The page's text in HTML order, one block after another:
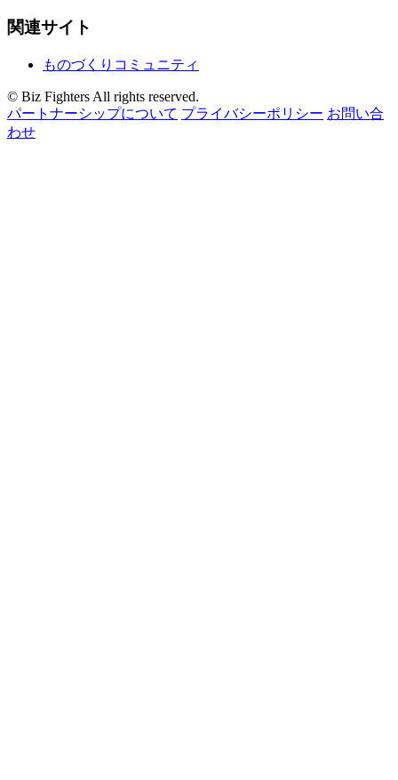
関連サイト
ものづくりコミュニティ
© Biz Fighters All rights reserved.
パートナーシップについて プライバシーポリシー お問い合
わせ